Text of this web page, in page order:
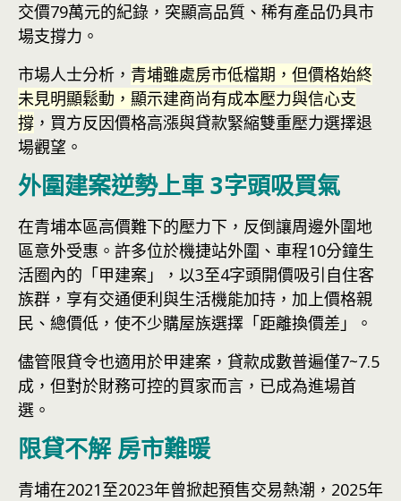
交價79萬元的紀錄，突顯高品質、稀有產品仍具市
場支撐力。
市場人士分析， 青埔雖處房市低檔期，但價格始終
未見明顯鬆動，顯示建商尚有成本壓力與信心支
撐 ，買方反因價格高漲與貸款緊縮雙重壓力選擇退
場觀望。
外圍建案逆勢上車 3字頭吸買氣
在青埔本區高價難下的壓力下，反倒讓周邊外圍地
區意外受惠。許多位於機捷站外圍、車程10分鐘生
活圈內的「甲建案」，以3至4字頭開價吸引自住客
族群，享有交通便利與生活機能加持，加上價格親
民、總價低，使不少購屋族選擇「距離換價差」。
儘管限貸令也適用於甲建案，貸款成數普遍僅7~7.5
成，但對於財務可控的買家而言，已成為進場首
選。
限貸不解 房市難暖
青埔在2021至2023年曾掀起預售交易熱潮，2025年